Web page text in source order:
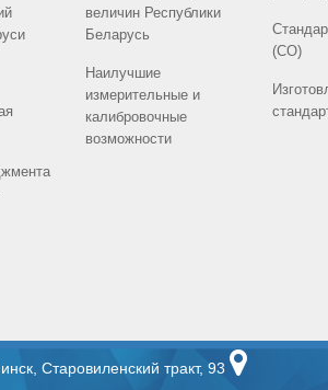
величин Республики
Беларусь
Наилучшие
измерительные и
калибровочные
возможности
(СО)
Старовиленский тракт, 93